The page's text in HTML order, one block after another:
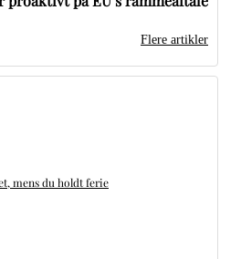
Flere artikler
mens du holdt ferie